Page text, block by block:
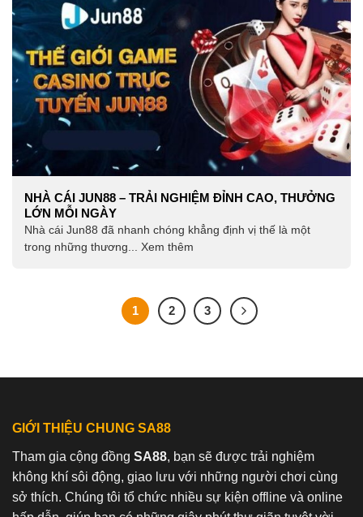
NHÀ CÁI JUN88 – TRẢI NGHIỆM ĐỈNH CAO, THƯỞNG
LỚN MỖI NGÀY
Nhà cái Jun88 đã nhanh chóng khẳng định vị thế là một
trong những thương... Xem thêm
1 2 3
GIỚI THIỆU CHUNG SA88
Tham gia cộng đồng SA88, bạn sẽ được trải nghiệm
không khí sôi động, giao lưu với những người chơi cùng
sở thích. Chúng tôi tổ chức nhiều sự kiện offline và online